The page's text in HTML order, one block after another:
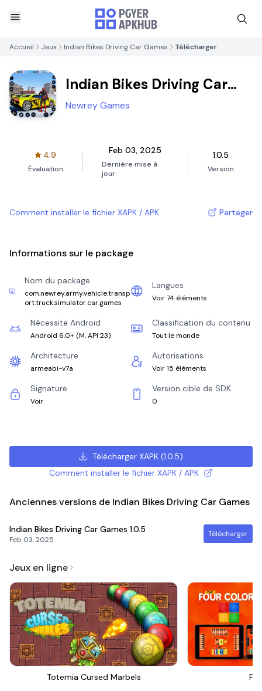
Accueil Jeux Indian Bikes Driving Car Games Télécharger
Indian Bikes Driving Car
Games
Newrey Games
4.9
Évaluation
Feb 03, 2025
Dernière mise à
jour
1.0.5
Version
Comment installer le fichier XAPK / APK Partager
Informations sur le package
Nom du package
com.newrey.army.vehicle.transp
ort.truck.simulator.car.games
Langues
Voir 74 éléments
Nécessite Android
Android 6.0+ (M, API 23)
Classification du contenu
Tout le monde
Architecture
armeabi-v7a
Autorisations
Voir 15 éléments
Signature
Voir
Version cible de SDK
0
Télécharger XAPK (1.0.5)
Comment installer le fichier XAPK / APK
Anciennes versions de Indian Bikes Driving Car Games
Indian Bikes Driving Car Games 1.0.5
Feb 03, 2025
Télécharger
Jeux en ligne
Totemia Cursed Marbels